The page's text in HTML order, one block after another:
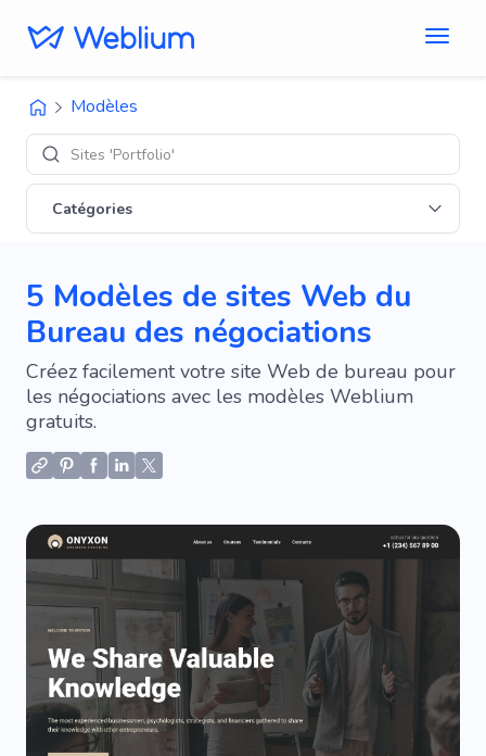
Modèles
Sites 'Portfolio'
Catégories
5 Modèles de sites Web du
Bureau des négociations
Créez facilement votre site Web de bureau pour
les négociations avec les modèles Weblium
gratuits.